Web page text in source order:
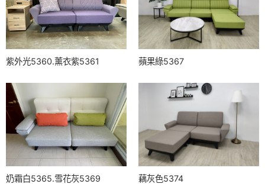
義大利進口半牛皮
呼吸涼感布
天絲涼感布
輕柔貓抓布
紫外光5360.薰衣紫5361 蘋果綠5367
奶霜白5365.雪花灰5369 藕灰色5374